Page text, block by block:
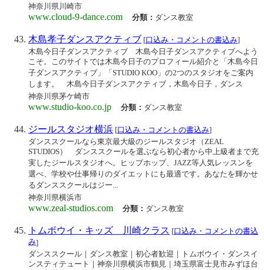
神奈川県川崎市
www.cloud-9-dance.com 分類： ダンス教室
木島孝子ダンスアクティブ [口込み・コメントの書込み]
木島今日子ダンスアクティブ 木島今日子ダンスアクティブへよう
こそ。このサイトでは木島今日子のプロフィール紹介と「木島今日
子ダンスアクティブ」「STUDIO KOO」の2つのスタジオをご案内
します。 木島今日子ダンスアクティブ，木島今日子，ダンス
神奈川県茅ケ崎市
www.studio-koo.co.jp 分類： ダンス教室
ジールスタジオ横浜 [口込み・コメントの書込み]
ダンススクールなら東京最大級のジールスタジオ（ZEAL
STUDIOS） ダンススクールを選ぶなら初心者から中上級者まで充
実したジールスタジオへ。ヒップホップ、JAZZ等人気レッスンを
選べ、学校や仕事帰りのダイエットにも最適です。あなたを輝かせ
るダンススクールはジー...
神奈川県横浜市
www.zeal-studios.com 分類： ダンス教室
トムボウイ・キッズ 川崎クラス [口込み・コメントの書込
み]
ダンススクール｜ダンス教室｜初心者歓迎｜トムボウイ・ダンスイ
ンスティテュート｜神奈川県横浜市鶴見｜埼玉県富士見市みずほ台